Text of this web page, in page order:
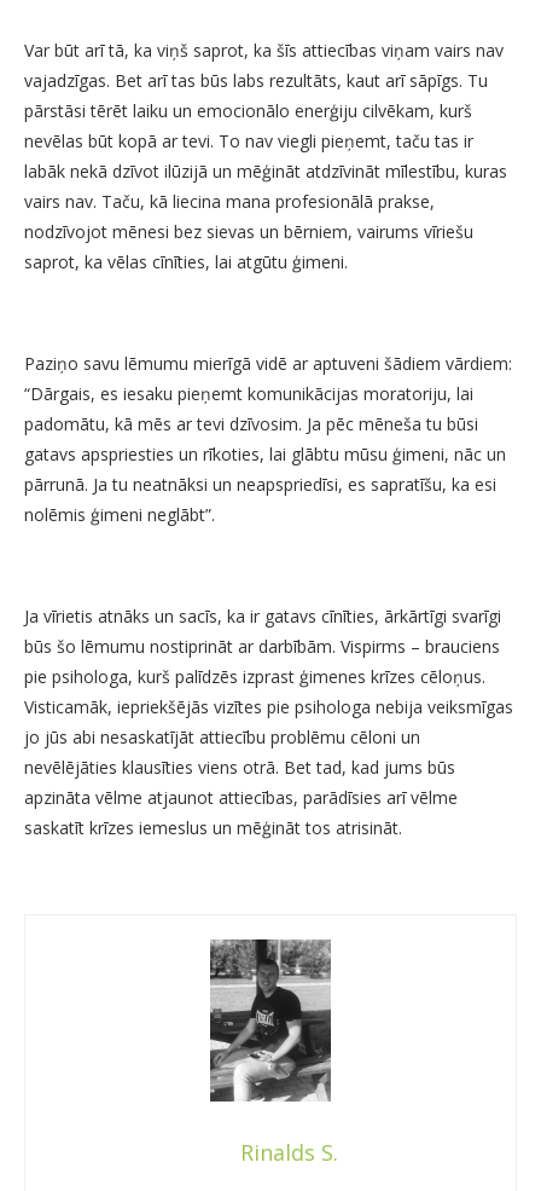
Var būt arī tā, ka viņš saprot, ka šīs attiecības viņam vairs nav
vajadzīgas. Bet arī tas būs labs rezultāts, kaut arī sāpīgs. Tu
pārstāsi tērēt laiku un emocionālo enerģiju cilvēkam, kurš
nevēlas būt kopā ar tevi. To nav viegli pieņemt, taču tas ir
labāk nekā dzīvot ilūzijā un mēģināt atdzīvināt mīlestību, kuras
vairs nav. Taču, kā liecina mana profesionālā prakse,
nodzīvojot mēnesi bez sievas un bērniem, vairums vīriešu
saprot, ka vēlas cīnīties, lai atgūtu ģimeni.
Paziņo savu lēmumu mierīgā vidē ar aptuveni šādiem vārdiem:
“Dārgais, es iesaku pieņemt komunikācijas moratoriju, lai
padomātu, kā mēs ar tevi dzīvosim. Ja pēc mēneša tu būsi
gatavs apspriesties un rīkoties, lai glābtu mūsu ģimeni, nāc un
pārrunā. Ja tu neatnāksi un neapspriedīsi, es sapratīšu, ka esi
nolēmis ģimeni neglābt”.
Ja vīrietis atnāks un sacīs, ka ir gatavs cīnīties, ārkārtīgi svarīgi
būs šo lēmumu nostiprināt ar darbībām. Vispirms – brauciens
pie psihologa, kurš palīdzēs izprast ģimenes krīzes cēloņus.
Visticamāk, iepriekšējās vizītes pie psihologa nebija veiksmīgas
jo jūs abi nesaskatījāt attiecību problēmu cēloni un
nevēlējāties klausīties viens otrā. Bet tad, kad jums būs
apzināta vēlme atjaunot attiecības, parādīsies arī vēlme
saskatīt krīzes iemeslus un mēģināt tos atrisināt.
Rinalds S.